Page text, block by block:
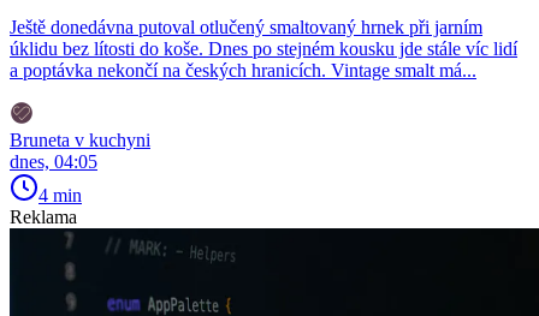
Ještě donedávna putoval otlučený smaltovaný hrnek při jarním
úklidu bez lítosti do koše. Dnes po stejném kousku jde stále víc lidí
a poptávka nekončí na českých hranicích. Vintage smalt má...
Bruneta v kuchyni
dnes, 04:05
4 min
Reklama